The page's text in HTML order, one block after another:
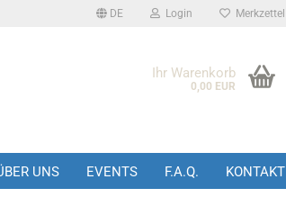
DE Login Merkzettel
Ihr Warenkorb
0,00 EUR
UNS EVENTS F.A.Q. KONTAKT